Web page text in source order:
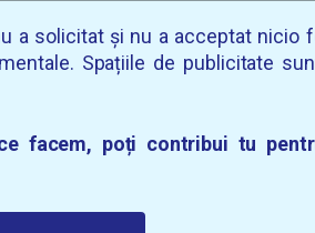
a solicitat și nu a acceptat nicio
Spațiile de publicitate
facem, poți contribui tu